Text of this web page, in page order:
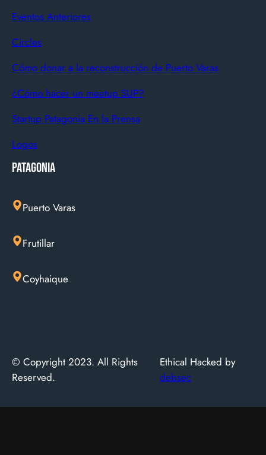
Eventos Anteriores
Circles
Cómo donar a la reconstrucción de Puerto Varas
¿Cómo hacer un meetup SUP?
Startup Patagonia En la Prensa
Logos
Patagonia
Puerto Varas
Frutillar
Coyhaique
© Copyright 2023. All Rights
Reserved.
Ethical Hacked by
debsec